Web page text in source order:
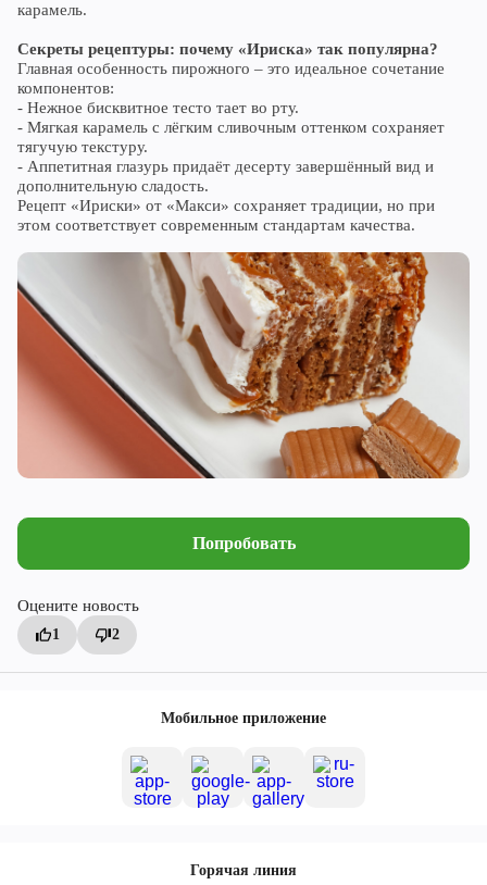
карамель.
Секреты рецептуры: почему «Ириска» так популярна?
Главная особенность пирожного – это идеальное сочетание
компонентов:
- Нежное бисквитное тесто тает во рту.
- Мягкая карамель с лёгким сливочным оттенком сохраняет
тягучую текстуру.
- Аппетитная глазурь придаёт десерту завершённый вид и
дополнительную сладость.
Рецепт «Ириски» от «Макси» сохраняет традиции, но при
этом соответствует современным стандартам качества.
Попробовать
Оцените новость
1 2
Мобильное приложение
Горячая линия